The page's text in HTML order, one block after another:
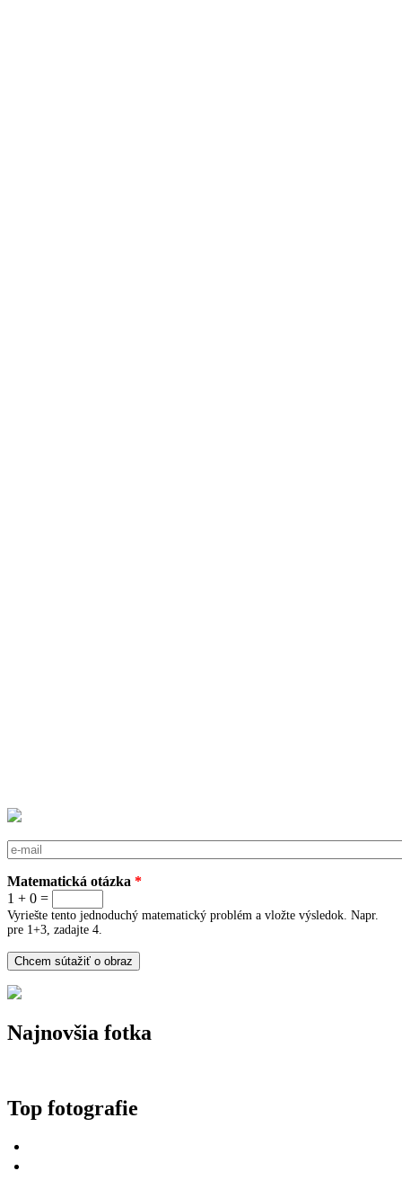
E-mail
Matematická otázka *
1 + 0 =
Vyriešte tento jednoduchý matematický problém a vložte výsledok. Napr.
pre 1+3, zadajte 4.
Najnovšia fotka
Top fotografie